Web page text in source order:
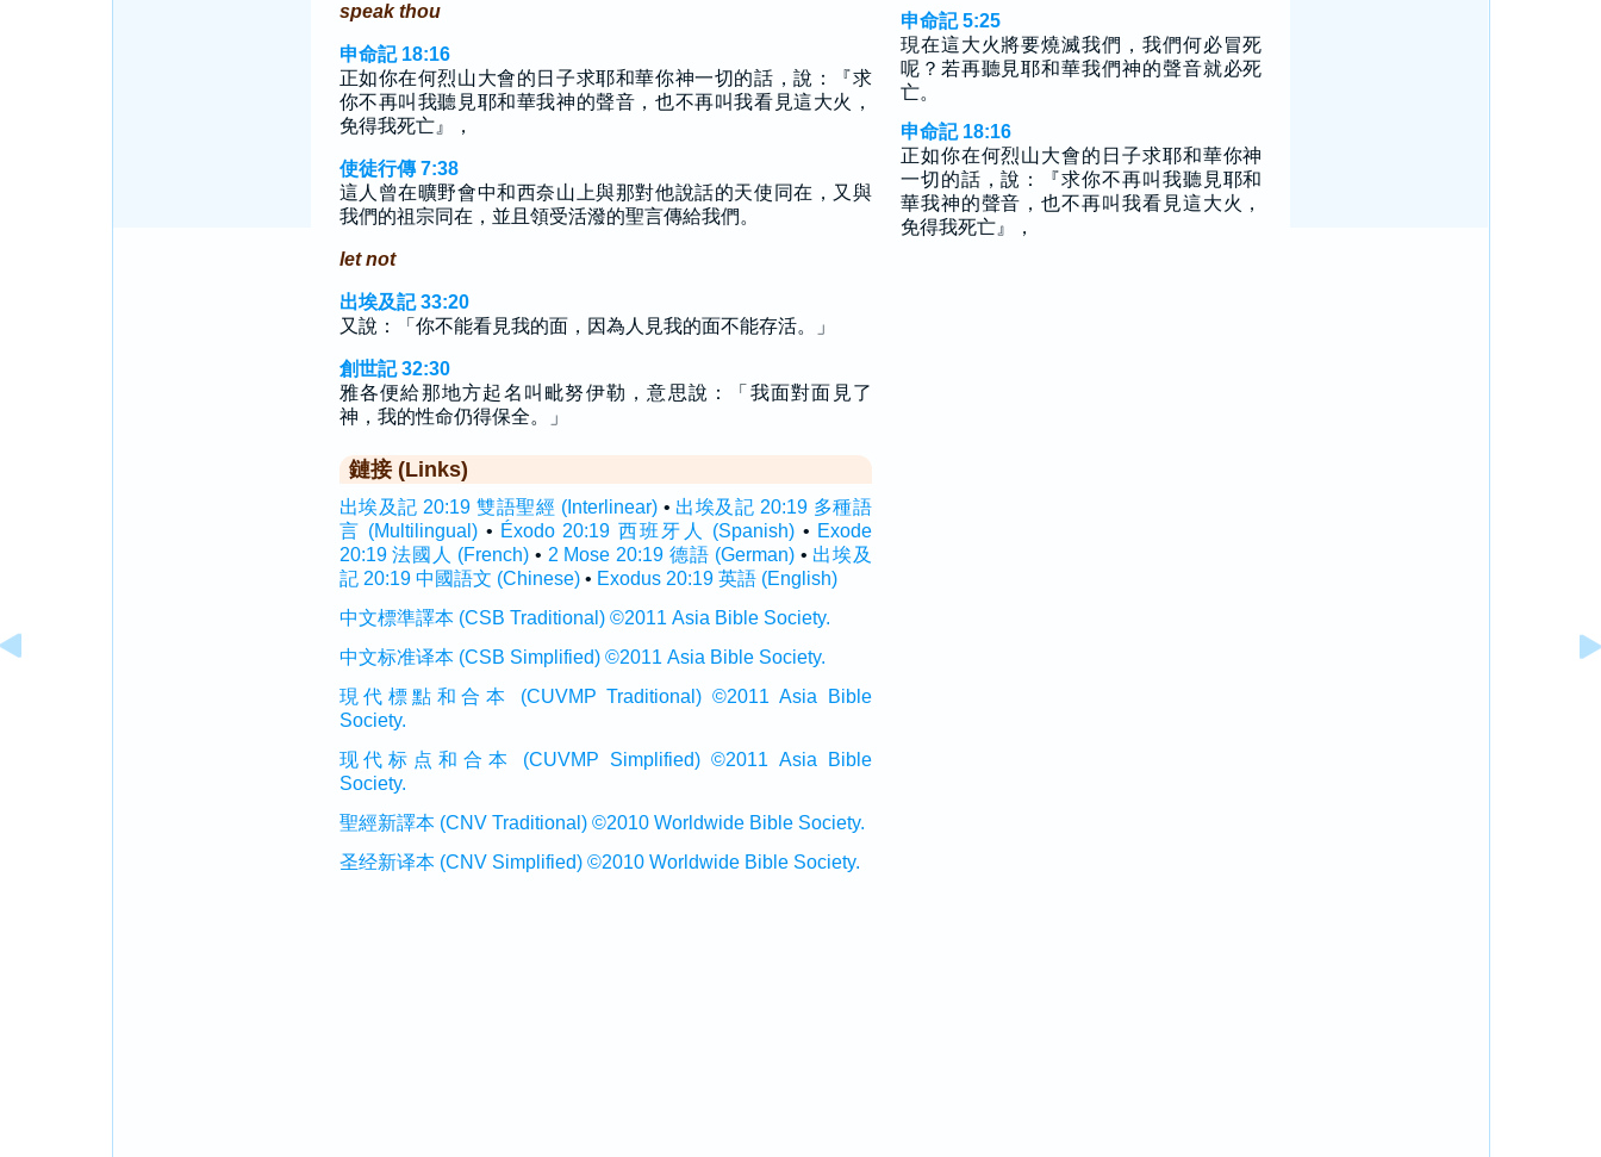
speak thou
申命記 18:16
正如你在何烈山大會的日子求耶和華你神一切的話，說：『求
你不再叫我聽見耶和華我神的聲音，也不再叫我看見這大火，
免得我死亡』，
使徒行傳 7:38
這人曾在曠野會中和西奈山上與那對他說話的天使同在，又與
我們的祖宗同在，並且領受活潑的聖言傳給我們。
let not
出埃及記 33:20
又說：「你不能看見我的面，因為人見我的面不能存活。」
創世記 32:30
雅各便給那地方起名叫毗努伊勒，意思說：「我面對面見了
神，我的性命仍得保全。」
鏈接 (Links)
出埃及記 20:19 雙語聖經 (Interlinear) • 出埃及記 20:19 多種語
言 (Multilingual) • Éxodo 20:19 西班牙人 (Spanish) • Exode
20:19 法國人 (French) • 2 Mose 20:19 德語 (German) • 出埃及
記 20:19 中國語文 (Chinese)• Exodus 20:19 英語 (English)
中文標準譯本 (CSB Traditional) ©2011 Asia Bible Society.
中文标准译本 (CSB Simplified) ©2011 Asia Bible Society.
現代標點和合本 (CUVMP Traditional) ©2011 Asia Bible
Society.
现代标点和合本 (CUVMP Simplified) ©2011 Asia Bible
Society.
聖經新譯本 (CNV Traditional) ©2010 Worldwide Bible Society.
圣经新译本 (CNV Simplified) ©2010 Worldwide Bible Society.
申命記 5:25
現在這大火將要燒滅我們，我們何必冒死
呢？若再聽見耶和華我們神的聲音就必死
亡。
申命記 18:16
正如你在何烈山大會的日子求耶和華你神
一切的話，說：『求你不再叫我聽見耶和
華我神的聲音，也不再叫我看見這大火，
免得我死亡』，